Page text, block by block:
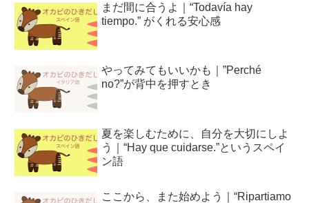
まだ間に合うよ｜“Todavía hay
tiempo.” がくれる安心感
やってみてもいいかも｜”Perché
no?”が背中を押すとき
夏を楽しむために、自分を大切にしよ
う｜“Hay que cuidarse.”というスペイ
ン語
ここから、また始めよう｜“Ripartiamo